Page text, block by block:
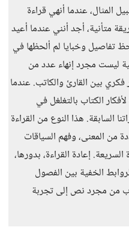
المثال، عندما أنهي قراءة
متأنية، أجد أنني عندما أعيد
تفاصيل وخبايا لم ألحظها في
ليست مجرد إنهاء عدد من
بين القارئ والكاتب. عندما
الكتاب بالتغلغل في
السابقة. هذا النوع من القراءة
من المعنى، وفهم السياقات
إعادة القراءة، بدورها،
الخفية بين الفصول
من مجرد نص إلى تجربة